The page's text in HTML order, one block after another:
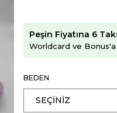
Peşin Fiyatına 6
Worldcard ve Bonus'a
BEDEN